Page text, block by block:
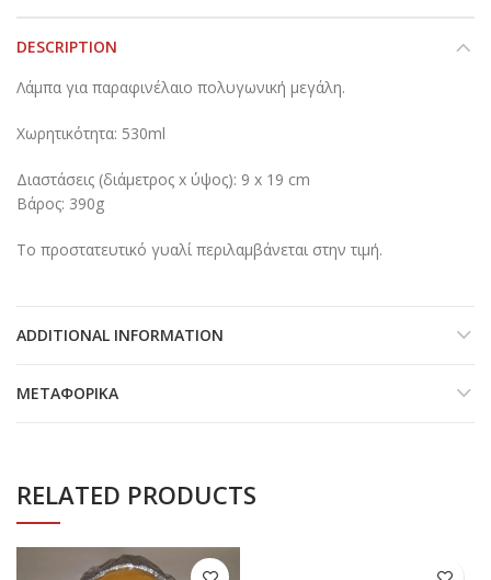
DESCRIPTION
Λάμπα για παραφινέλαιο πολυγωνική μεγάλη.
Χωρητικότητα: 530ml
Διαστάσεις (διάμετρος x ύψος): 9 x 19 cm
Βάρος: 390g
Το προστατευτικό γυαλί περιλαμβάνεται στην τιμή.
ADDITIONAL INFORMATION
ΜΕΤΑΦΟΡΙΚΆ
RELATED PRODUCTS